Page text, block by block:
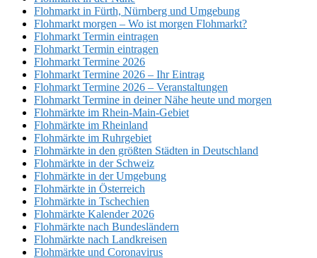
Flohmarkt in Fürth, Nürnberg und Umgebung
Flohmarkt morgen – Wo ist morgen Flohmarkt?
Flohmarkt Termin eintragen
Flohmarkt Termin eintragen
Flohmarkt Termine 2026
Flohmarkt Termine 2026 – Ihr Eintrag
Flohmarkt Termine 2026 – Veranstaltungen
Flohmarkt Termine in deiner Nähe heute und morgen
Flohmärkte im Rhein-Main-Gebiet
Flohmärkte im Rheinland
Flohmärkte im Ruhrgebiet
Flohmärkte in den größten Städten in Deutschland
Flohmärkte in der Schweiz
Flohmärkte in der Umgebung
Flohmärkte in Österreich
Flohmärkte in Tschechien
Flohmärkte Kalender 2026
Flohmärkte nach Bundesländern
Flohmärkte nach Landkreisen
Flohmärkte und Coronavirus